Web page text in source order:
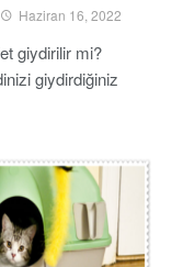
Haziran 16, 2022
giydirilir mi?
giydirdiğiniz